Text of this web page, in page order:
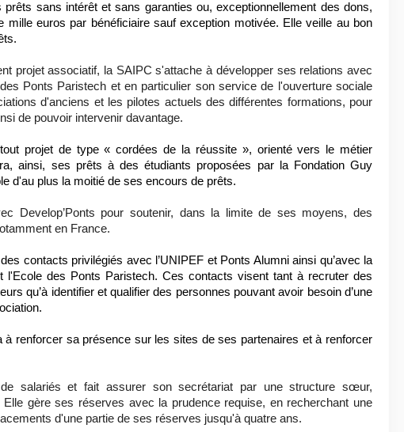
prêts sans intérêt et sans garanties ou, exceptionnellement des dons,
mille euros par bénéficiaire sauf exception motivée. Elle veille au bon
projet associatif, la SAIPC s'attache à développer ses relations avec
Ponts Paristech et en particulier son service de l'ouverture sociale
d'anciens et les pilotes actuels des différentes formations, pour
de pouvoir intervenir davantage.
projet de type « cordées de la réussite », orienté vers le métier
ainsi, ses prêts à des étudiants proposées par la Fondation Guy
d'au plus la moitié de ses encours de prêts.
Develop’Ponts pour soutenir, dans la limite de ses moyens, des
en France.
des contacts privilégiés avec l’UNIPEF et Ponts Alumni ainsi qu’avec la
l'Ecole des Ponts Paristech. Ces contacts visent tant à recruter des
qu’à identifier et qualifier des personnes pouvant avoir besoin d’une
à renforcer sa présence sur les sites de ses partenaires et à renforcer
de salariés et fait assurer son secrétariat par une structure sœur,
Elle gère ses réserves avec la prudence requise, en recherchant une
d'une partie de ses réserves jusqu'à quatre ans.